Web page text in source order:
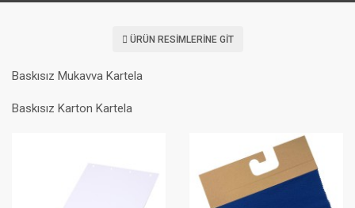
ÜRÜN RESIMLERINE GIT
Baskısız Mukavva Kartela
Baskısız Karton Kartela